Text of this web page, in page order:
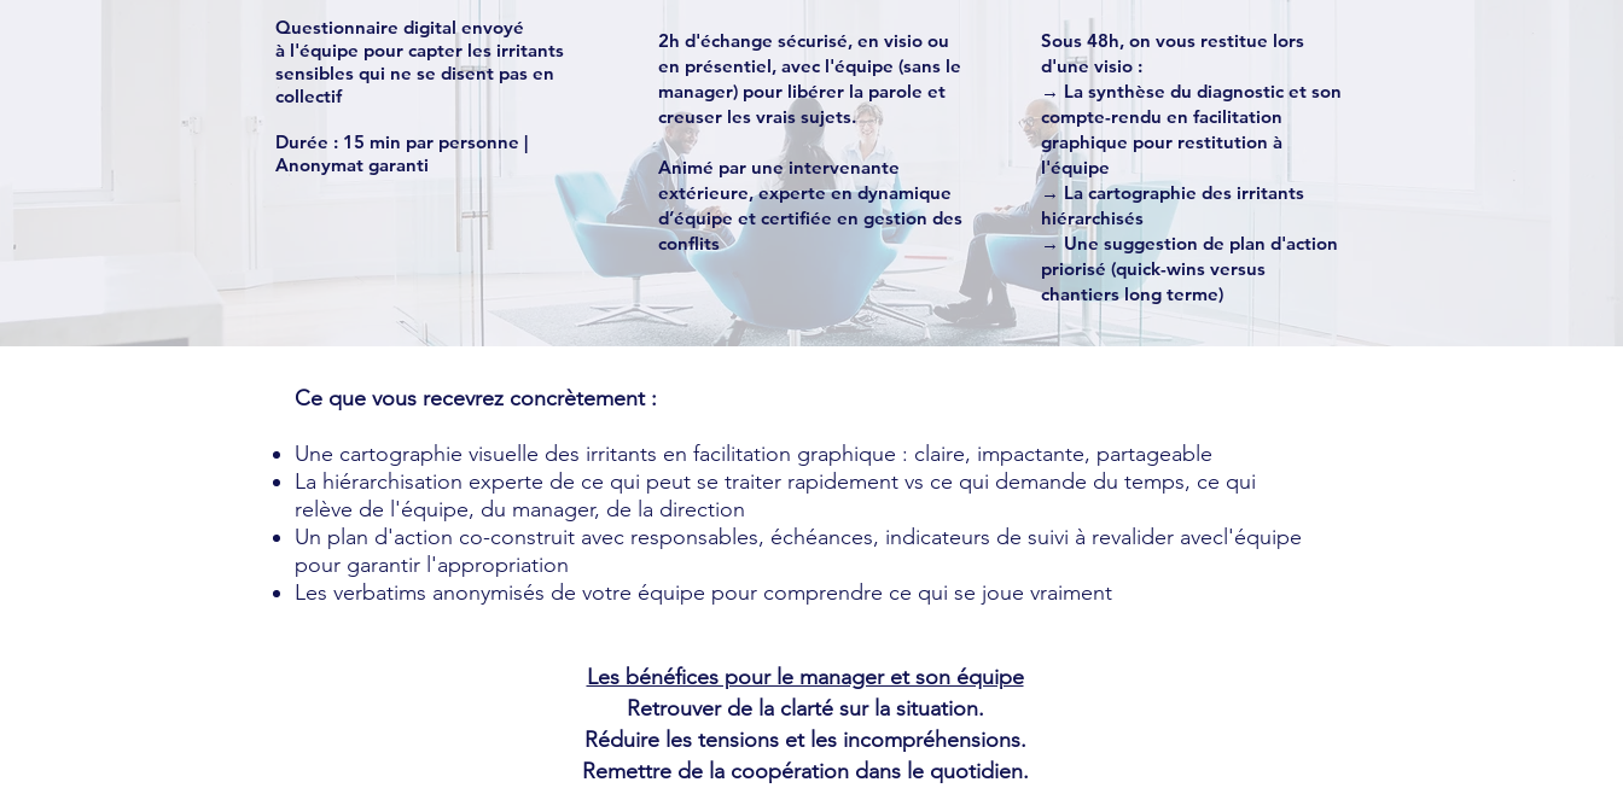
Questionnaire digital envoyé
à l'équipe pour capter les irritants
sensibles qui ne se disent pas en
collectif
Durée : 15 min par personne |
Anonymat garanti
2h d'échange sécurisé, en visio ou
en présentiel, avec l'équipe (sans le
manager) pour libérer la parole et
creuser les vrais sujets.
Animé par une intervenante
extérieure, experte en dynamique
d’équipe et certifiée en gestion des
conflits
Sous 48h, on vous restitue lors
d'une visio :
→ La synthèse du diagnostic et son
compte-rendu en facilitation
graphique pour restitution à
l'équipe
→ La cartographie des irritants
hiérarchisés
→ Une suggestion de plan d'action
priorisé (quick-wins versus
chantiers long terme)
Ce que vous recevrez concrètement :
Une cartographie visuelle des irritants en facilitation graphique : claire, impactante, partageable
La hiérarchisation experte de ce qui peut se traiter rapidement vs ce qui demande du temps, ce qui
relève de l'équipe, du manager, de la direction
Un plan d'action co-construit avec responsables, échéances, indicateurs de suivi à revalider avecl'équipe
pour garantir l'appropriation
Les verbatims anonymisés de votre équipe pour comprendre ce qui se joue vraiment
Les bénéfices pour le manager et son équipe
Retrouver de la clarté sur la situation.
Réduire les tensions et les incompréhensions.
Remettre de la coopération dans le quotidien.